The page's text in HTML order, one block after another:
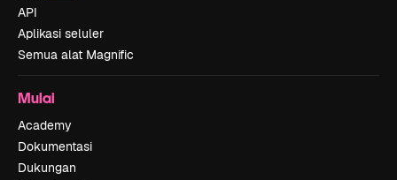
API
Aplikasi seluler
Semua alat Magnific
Mulai
Academy
Dokumentasi
Dukungan